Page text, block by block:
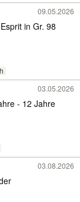
09.05.2026
in Gr. 98
03.05.2026
für 10 Jahre - 12 Jahre
03.08.2026